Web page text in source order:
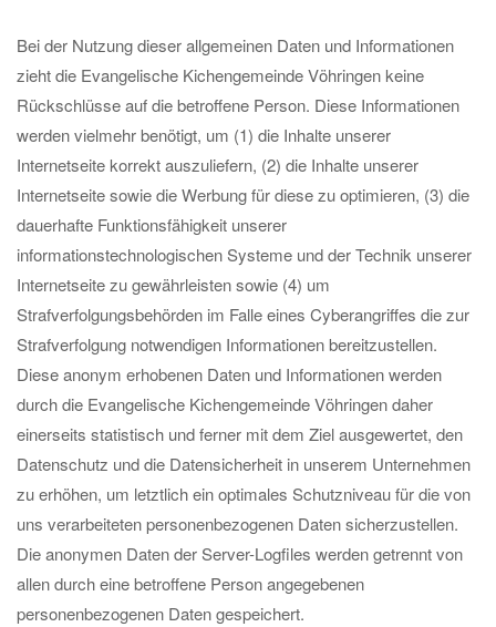
Bei der Nutzung dieser allgemeinen Daten und Informationen
zieht die Evangelische Kichengemeinde Vöhringen keine
Rückschlüsse auf die betroffene Person. Diese Informationen
werden vielmehr benötigt, um (1) die Inhalte unserer
Internetseite korrekt auszuliefern, (2) die Inhalte unserer
Internetseite sowie die Werbung für diese zu optimieren, (3) die
dauerhafte Funktionsfähigkeit unserer
informationstechnologischen Systeme und der Technik unserer
Internetseite zu gewährleisten sowie (4) um
Strafverfolgungsbehörden im Falle eines Cyberangriffes die zur
Strafverfolgung notwendigen Informationen bereitzustellen.
Diese anonym erhobenen Daten und Informationen werden
durch die Evangelische Kichengemeinde Vöhringen daher
einerseits statistisch und ferner mit dem Ziel ausgewertet, den
Datenschutz und die Datensicherheit in unserem Unternehmen
zu erhöhen, um letztlich ein optimales Schutzniveau für die von
uns verarbeiteten personenbezogenen Daten sicherzustellen.
Die anonymen Daten der Server-Logfiles werden getrennt von
allen durch eine betroffene Person angegebenen
personenbezogenen Daten gespeichert.